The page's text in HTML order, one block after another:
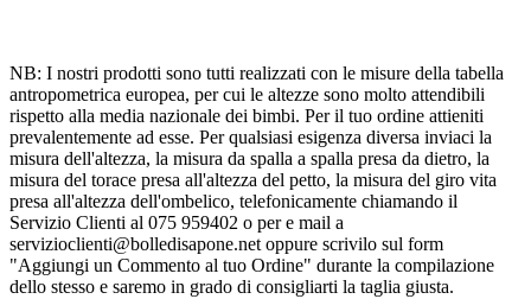
NB: I nostri prodotti sono tutti realizzati con le misure della tabella
antropometrica europea, per cui le altezze sono molto attendibili
rispetto alla media nazionale dei bimbi. Per il tuo ordine attieniti
prevalentemente ad esse. Per qualsiasi esigenza diversa inviaci la
misura dell'altezza, la misura da spalla a spalla presa da dietro, la
misura del torace presa all'altezza del petto, la misura del giro vita
presa all'altezza dell'ombelico, telefonicamente chiamando il
Servizio Clienti al 075 959402 o per e mail a
servizioclienti@bolledisapone.net oppure scrivilo sul form
"Aggiungi un Commento al tuo Ordine" durante la compilazione
dello stesso e saremo in grado di consigliarti la taglia giusta.